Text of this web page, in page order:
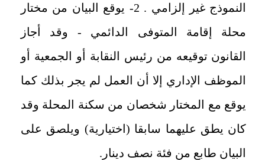
النموذج غير إلزامي . 2- يوقع البيان من مختار
محلة إقامة المتوفى الدائمي - وقد أجاز
القانون توقيعه من رئيس النقابة أو الجمعية أو
الموظف الإداري إلا أن العمل لم يجر بذلك كما
يوقع مع المختار شخصان من سكنة المحلة وقد
كان يطق عليهما سابقا (اختيارية) ويلصق على
البيان طابع من فئة نصف دينار.